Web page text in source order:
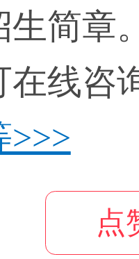
简章。
在线咨
>>>
点